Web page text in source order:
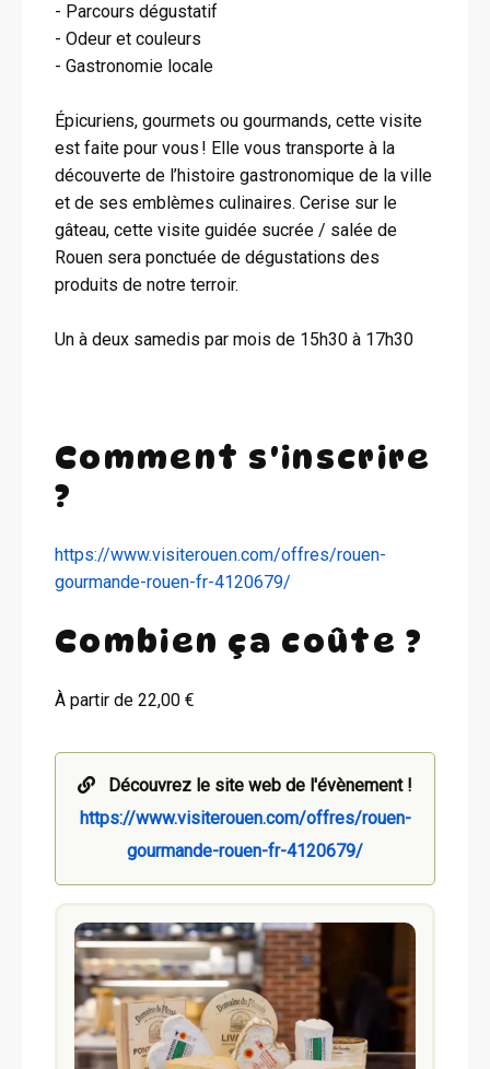
- Parcours dégustatif
- Odeur et couleurs
- Gastronomie locale
Épicuriens, gourmets ou gourmands, cette visite
est faite pour vous ! Elle vous transporte à la
découverte de l’histoire gastronomique de la ville
et de ses emblèmes culinaires. Cerise sur le
gâteau, cette visite guidée sucrée / salée de
Rouen sera ponctuée de dégustations des
produits de notre terroir.
Un à deux samedis par mois de 15h30 à 17h30
Comment s'inscrire
?
https://www.visiterouen.com/offres/rouen-
gourmande-rouen-fr-4120679/
Combien ça coûte ?
À partir de 22,00 €
Découvrez le site web de l'évènement !
https://www.visiterouen.com/offres/rouen-
gourmande-rouen-fr-4120679/